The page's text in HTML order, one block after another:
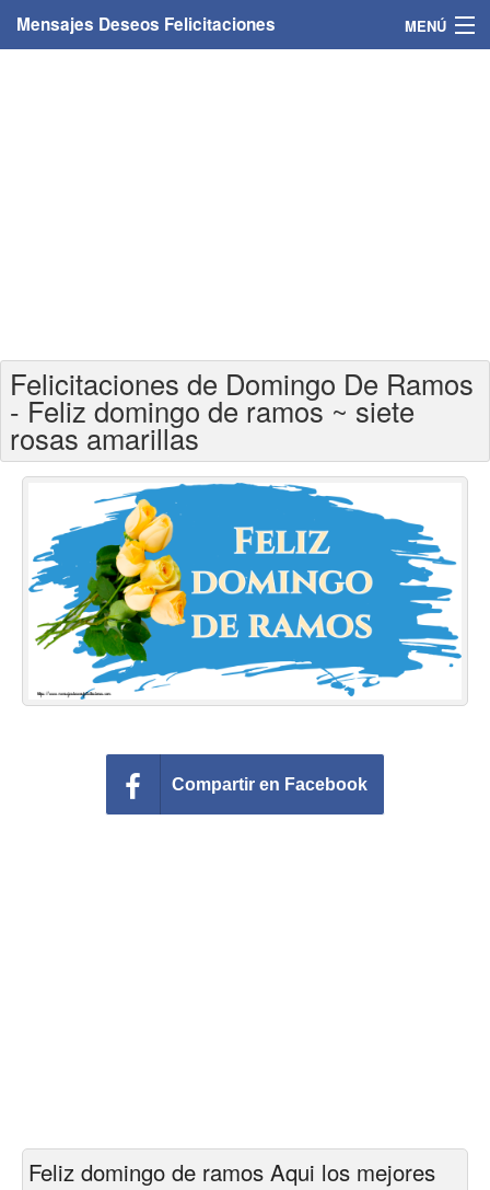
Mensajes Deseos Felicitaciones MENÚ
Felicitaciones para años
Felicitaciones días de la semana
Felicitaciones días del año
Felicitaciones musicales
Entrar
Felicitaciones de Domingo De Ramos
- Feliz domingo de ramos ~ siete
rosas amarillas
Compartir en Facebook
Feliz domingo de ramos Aqui los mejores